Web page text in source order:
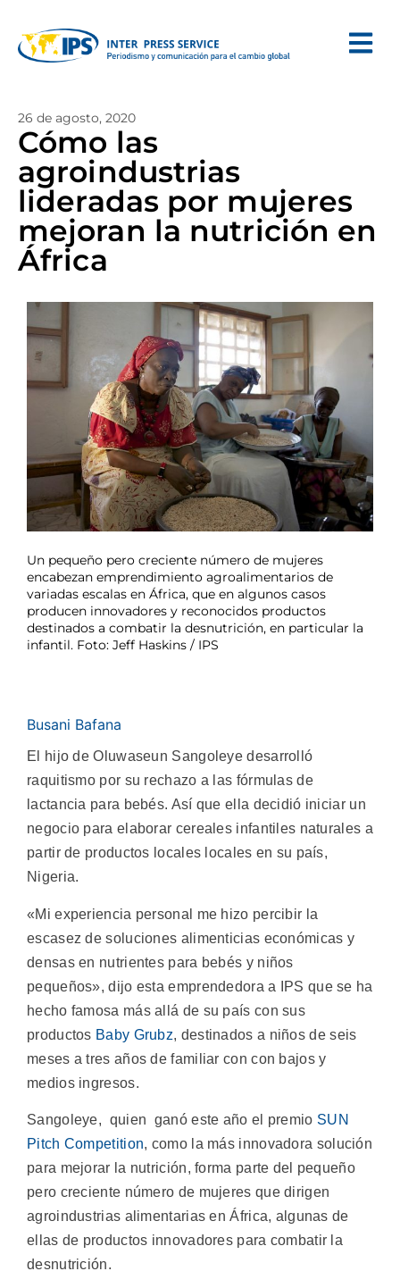
26 de agosto, 2020
Cómo las
agroindustrias
lideradas por mujeres
mejoran la nutrición en
África
Un pequeño pero creciente número de mujeres
encabezan emprendimiento agroalimentarios de
variadas escalas en África, que en algunos casos
producen innovadores y reconocidos productos
destinados a combatir la desnutrición, en particular la
infantil. Foto: Jeff Haskins / IPS
Busani Bafana
El hijo de Oluwaseun Sangoleye desarrolló
raquitismo por su rechazo a las fórmulas de
lactancia para bebés. Así que ella decidió iniciar un
negocio para elaborar cereales infantiles naturales a
partir de productos locales locales en su país,
Nigeria.
«Mi experiencia personal me hizo percibir la
escasez de soluciones alimenticias económicas y
densas en nutrientes para bebés y niños
pequeños», dijo esta emprendedora a IPS que se ha
hecho famosa más allá de su país con sus
productos Baby Grubz, destinados a niños de seis
meses a tres años de familiar con con bajos y
medios ingresos.
Sangoleye, quien ganó este año el premio SUN
Pitch Competition, como la más innovadora solución
para mejorar la nutrición, forma parte del pequeño
pero creciente número de mujeres que dirigen
agroindustrias alimentarias en África, algunas de
ellas de productos innovadores para combatir la
desnutrición.